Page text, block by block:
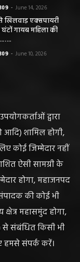
- June 14, 2026
खिलवाड़ एक्सपायरी
गायब महिला की
- June 10, 2026
द्वारा
आदि) शामिल होगी,
कोई जिम्मेदार नहीं
ऐसी सामग्री के
होगा, महाजनपद
की कोई भी
क्षेत्र महासमुंद होगा,
से संबंधित किसी भी
संपर्क करें।